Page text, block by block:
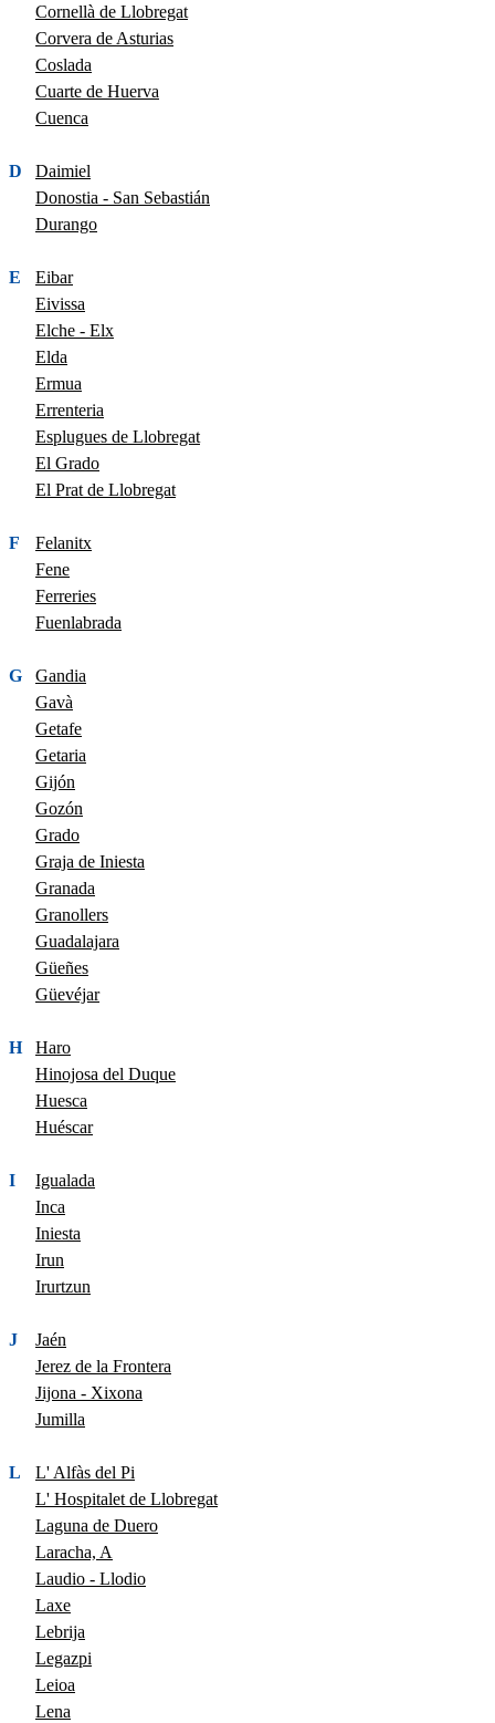
Cornellà de Llobregat
Corvera de Asturias
Coslada
Cuarte de Huerva
Cuenca
D
Daimiel
Donostia - San Sebastián
Durango
E
Eibar
Eivissa
Elche - Elx
Elda
Ermua
Errenteria
Esplugues de Llobregat
El Grado
El Prat de Llobregat
F
Felanitx
Fene
Ferreries
Fuenlabrada
G
Gandia
Gavà
Getafe
Getaria
Gijón
Gozón
Grado
Graja de Iniesta
Granada
Granollers
Guadalajara
Güeñes
Güevéjar
H
Haro
Hinojosa del Duque
Huesca
Huéscar
I
Igualada
Inca
Iniesta
Irun
Irurtzun
J
Jaén
Jerez de la Frontera
Jijona - Xixona
Jumilla
L
L' Alfàs del Pi
L' Hospitalet de Llobregat
Laguna de Duero
Laracha, A
Laudio - Llodio
Laxe
Lebrija
Legazpi
Leioa
Lena